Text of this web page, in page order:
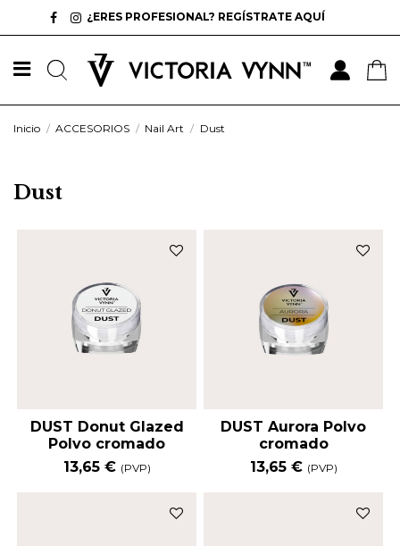
¿ERES PROFESIONAL? REGÍSTRATE AQUÍ
Inicio ACCESORIOS Nail Art Dust
Dust
DUST Donut Glazed
Polvo cromado
13,65 € (PVP)
DUST Aurora Polvo
cromado
13,65 € (PVP)